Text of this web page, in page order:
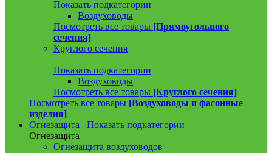
Показать подкатегории
Воздуховоды
Посмотреть все товары [Прямоугольного
сечения]
Круглого сечения
Показать подкатегории
Воздуховоды
Посмотреть все товары [Круглого сечения]
Посмотреть все товары [Воздуховоды и фасонные
изделия]
Огнезащита
Показать подкатегории
Огнезащита
Огнезащита воздуховодов